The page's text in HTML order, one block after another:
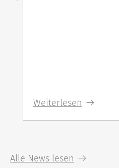
Weiterlesen
Alle News lesen